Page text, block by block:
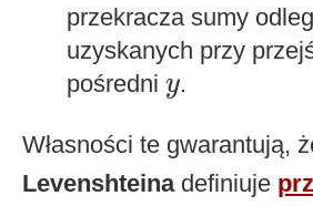
przekracza sumy
uzyskanych przy
pośredni y
y.
Własności te gwarantują,
Levenshteinadefiniuje